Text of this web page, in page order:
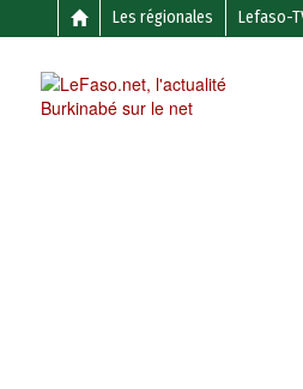
Les régionales Lefaso-